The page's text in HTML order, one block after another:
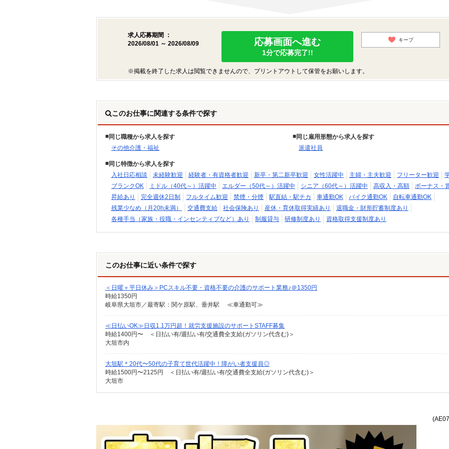
求人応募期間 ：
2026/08/01 ～ 2026/08/09
応募画面へ進む
1分で応募完了!!
キープ
※掲載を終了した求人は閲覧できませんので、プリントアウトして保管をお願いします。
このお仕事に関連する条件で探す
同じ職種から求人を探す
その他介護・福祉
同じ雇用形態から求人を探す
派遣社員
同じ特徴から求人を探す
入社日応相談
未経験歓迎 経験者・有資格者歓迎 新卒・第二新卒歓迎 女性活躍中 主婦・主夫歓迎 フリーター歓迎
ブランクOK
ミドル（40代～）活躍中 エルダー（50代～）活躍中 シニア（60代～）活躍中 高収入・高額
ボーナス・
昇給あり
完全週休2日制 フルタイム歓迎 禁煙・分煙 駅直結・駅チカ 車通勤OK バイク通勤OK
自転車通勤OK
残業少なめ（月20h未満）
交通費支給 社会保険あり 産休・育休取得実績あり
退職金・財形貯蓄制度あり
各種手当（家族・役職・インセンティブなど）あり
制服貸与 研修制度あり 資格取得支援制度あり
このお仕事に近い条件で探す
＜日曜＋平日休み＞PCスキル不要・資格不要の介護のサポート業務♪＠1350円
時給1350円
岐阜県大垣市／最寄駅：関ケ原駅、垂井駅 ≪車通勤可≫
≪日払いOK≫日収1.1万円超！就労支援施設のサポートSTAFF募集
時給1400円〜 ＜日払い有/週払い有/交通費全支給(ガソリン代含む)＞
大垣市内
大垣駅＊20代〜50代の子育て世代活躍中！障がい者支援員◎
時給1500円〜2125円 ＜日払い有/週払い有/交通費全支給(ガソリン代含む)＞
大垣市